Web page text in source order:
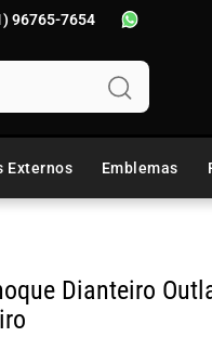
96765-7654
Externos Emblemas
Dianteiro